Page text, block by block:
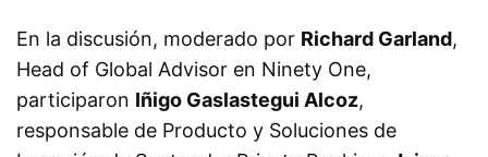
En la discusión, moderado por Richard Garland,
Head of Global Advisor en Ninety One,
participaron Iñigo Gaslastegui Alcoz,
responsable de Producto y Soluciones de